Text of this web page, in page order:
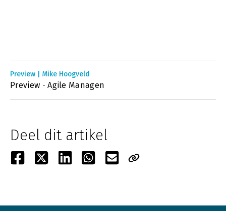
Preview | Mike Hoogveld
Preview - Agile Managen
Deel dit artikel